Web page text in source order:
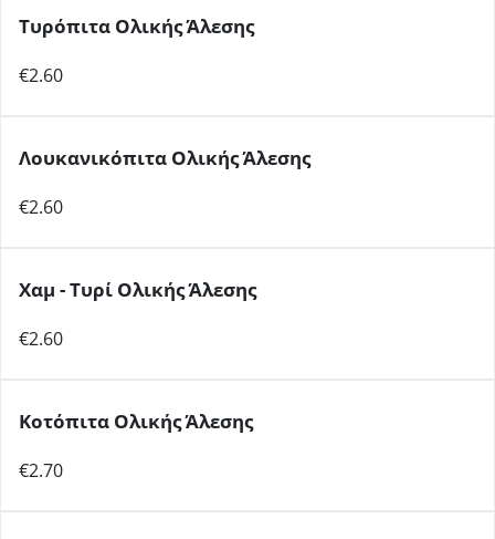
Τυρόπιτα Ολικής Άλεσης
€2.60
Λουκανικόπιτα Ολικής Άλεσης
€2.60
Χαμ - Τυρί Ολικής Άλεσης
€2.60
Κοτόπιτα Ολικής Άλεσης
€2.70